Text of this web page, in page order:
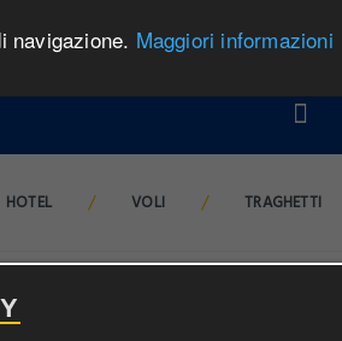
navigazione. Maggiori informazioni
HOTEL / VOLI / TRAGHETTI